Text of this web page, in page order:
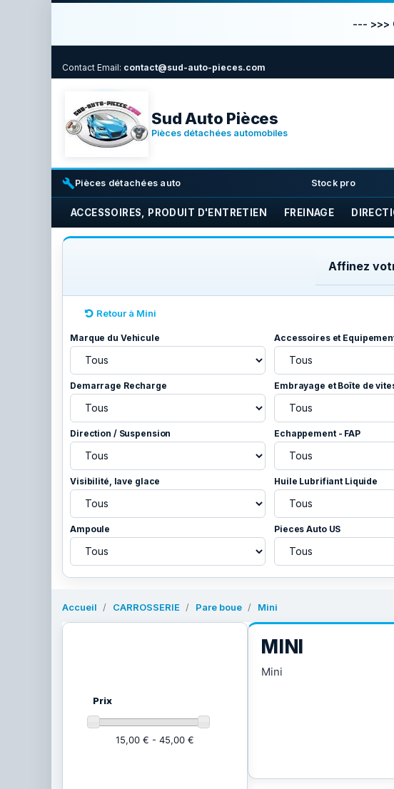
--- >>>
Contact Email: contact@sud-auto-pieces.com
Sud Auto Pièces
Pièces détachées automobiles
buildPièces détachées auto Stock pro
ACCESSOIRES, PRODUIT D'ENTRETIEN FREINAGE
Affinez
Retour à Mini
Marque du Vehicule Accessoires et
Demarrage Recharge Embrayage et Boîte de
Direction / Suspension Echappement - FAP
Visibilité, lave glace Huile Lubrifiant Liquide
Ampoule Pieces Auto US
Accueil CARROSSERIE Pare boue Mini
MINI
Mini
Prix
15,00 € - 45,00 €